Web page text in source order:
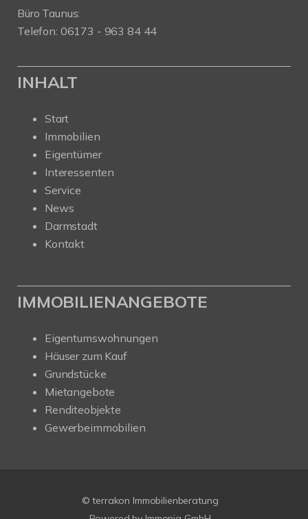
Büro Taunus:
Telefon: 06173 - 963 84 44
INHALT
Start
Immobilien
Eigentümer
Interessenten
Service
News
Darmstadt
Kontakt
IMMOBILIENANGEBOTE
Eigentumswohnungen
Häuser zum Kauf
Grundstücke
Mietangebote
Renditeobjekte
Gewerbeimmobilien
© terrakon Immobilienberatung